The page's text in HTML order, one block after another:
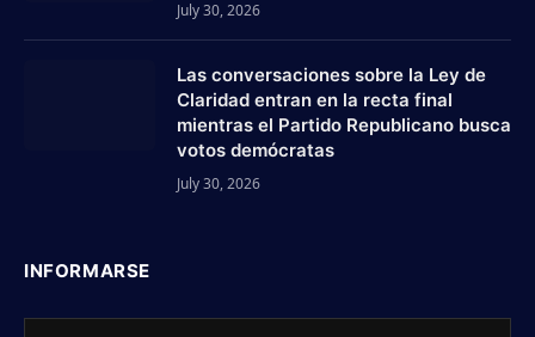
July 30, 2026
Las conversaciones sobre la Ley de
Claridad entran en la recta final
mientras el Partido Republicano busca
votos demócratas
July 30, 2026
INFORMARSE